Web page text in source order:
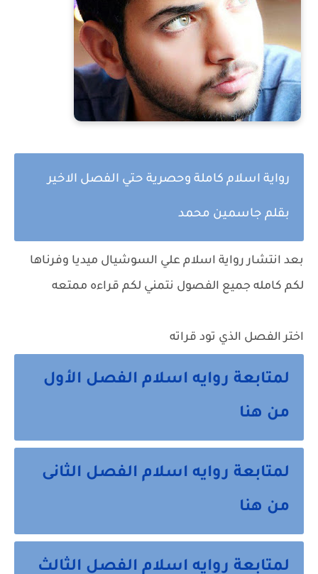
رواية اسلام كاملة وحصرية حتي الفصل الاخير
بقلم جاسمين محمد
بعد انتشار رواية اسلام علي السوشيال ميديا وفرناها
لكم كامله جميع الفصول نتمني لكم قراءه ممتعه
اختر الفصل الذي تود قراته
لمتابعة روايه اسلام الفصل الأول
من هنا
لمتابعة روايه اسلام الفصل الثانى
من هنا
لمتابعة روايه اسلام الفصل الثالث